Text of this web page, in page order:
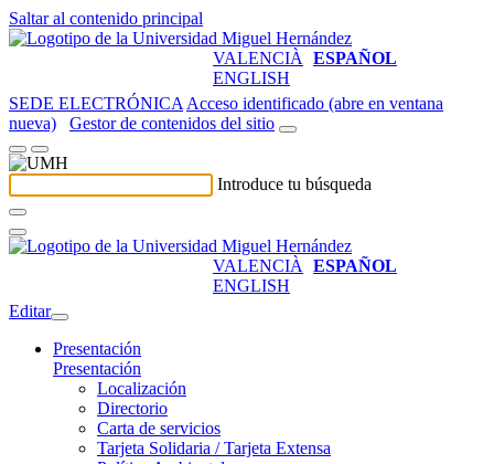
Saltar al contenido principal
VALENCIÀ
ESPAÑOL
ENGLISH
SEDE ELECTRÓNICA Acceso identificado (abre en ventana
nueva)
Gestor de contenidos del sitio
Introduce tu búsqueda
VALENCIÀ
ESPAÑOL
ENGLISH
Editar
Presentación
Presentación
Localización
Directorio
Carta de servicios
Tarjeta Solidaria / Tarjeta Extensa